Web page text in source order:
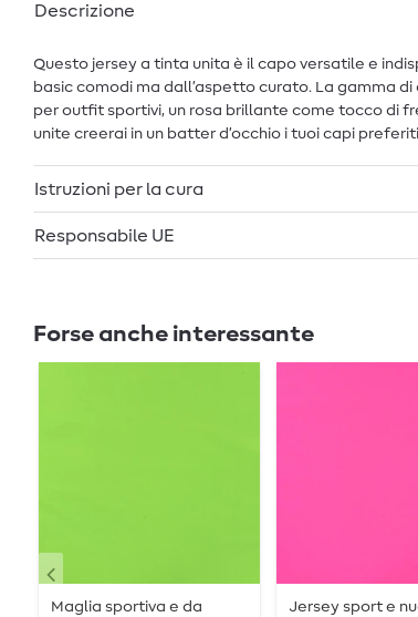
Descrizione
Questo jersey a tinta unita è il capo versatile e
basic comodi ma dall’aspetto curato. La gamma
per outfit sportivi, un rosa brillante come tocco di
unite creerai in un batter d’occhio i tuoi capi
Istruzioni per la cura
Responsabile UE
Forse anche interessante
Maglia sportiva e da
Jersey sport e